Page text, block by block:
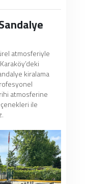
atmosferiyle
kiralama
atmosferine
ile